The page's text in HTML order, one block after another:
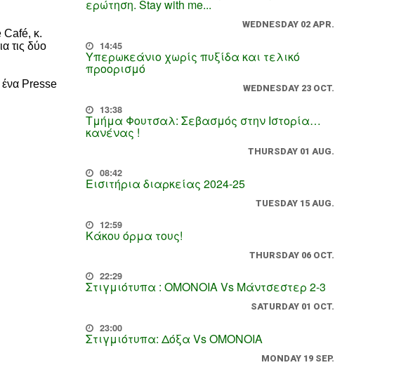
Café, κ.
τις δύο
ένα Presse
ερώτηση. Stay with me...
WEDNESDAY 02 APR.
14:45
Υπερωκεάνιο χωρίς πυξίδα και τελικό
προορισμό
WEDNESDAY 23 OCT.
13:38
Τμήμα Φουτσαλ: Σεβασμός στην Ιστορία…
κανένας !
THURSDAY 01 AUG.
08:42
Εισιτήρια διαρκείας 2024-25
TUESDAY 15 AUG.
12:59
Κάκου όρμα τους!
THURSDAY 06 OCT.
22:29
Στιγμιότυπα : ΟΜΟΝΟΙΑ Vs Μάντσεστερ 2-3
SATURDAY 01 OCT.
23:00
Στιγμιότυπα: Δόξα Vs OMONOIA
MONDAY 19 SEP.